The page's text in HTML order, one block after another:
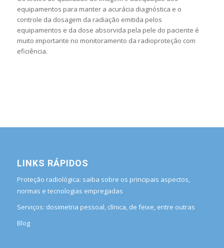
equipamentos para manter a acurácia diagnóstica e o
controle da dosagem da radiação emitida pelos
equipamentos e da dose absorvida pela pele do paciente é
muito importante no monitoramento da radioproteção com
eficiência.
LINKS RÁPIDOS
Proteção radiológica: saiba sobre os principais aspectos,
normas e tecnologias empregadas
Serviços: dosimetria pessoal, clínica, de feixe, entre outras
Blog